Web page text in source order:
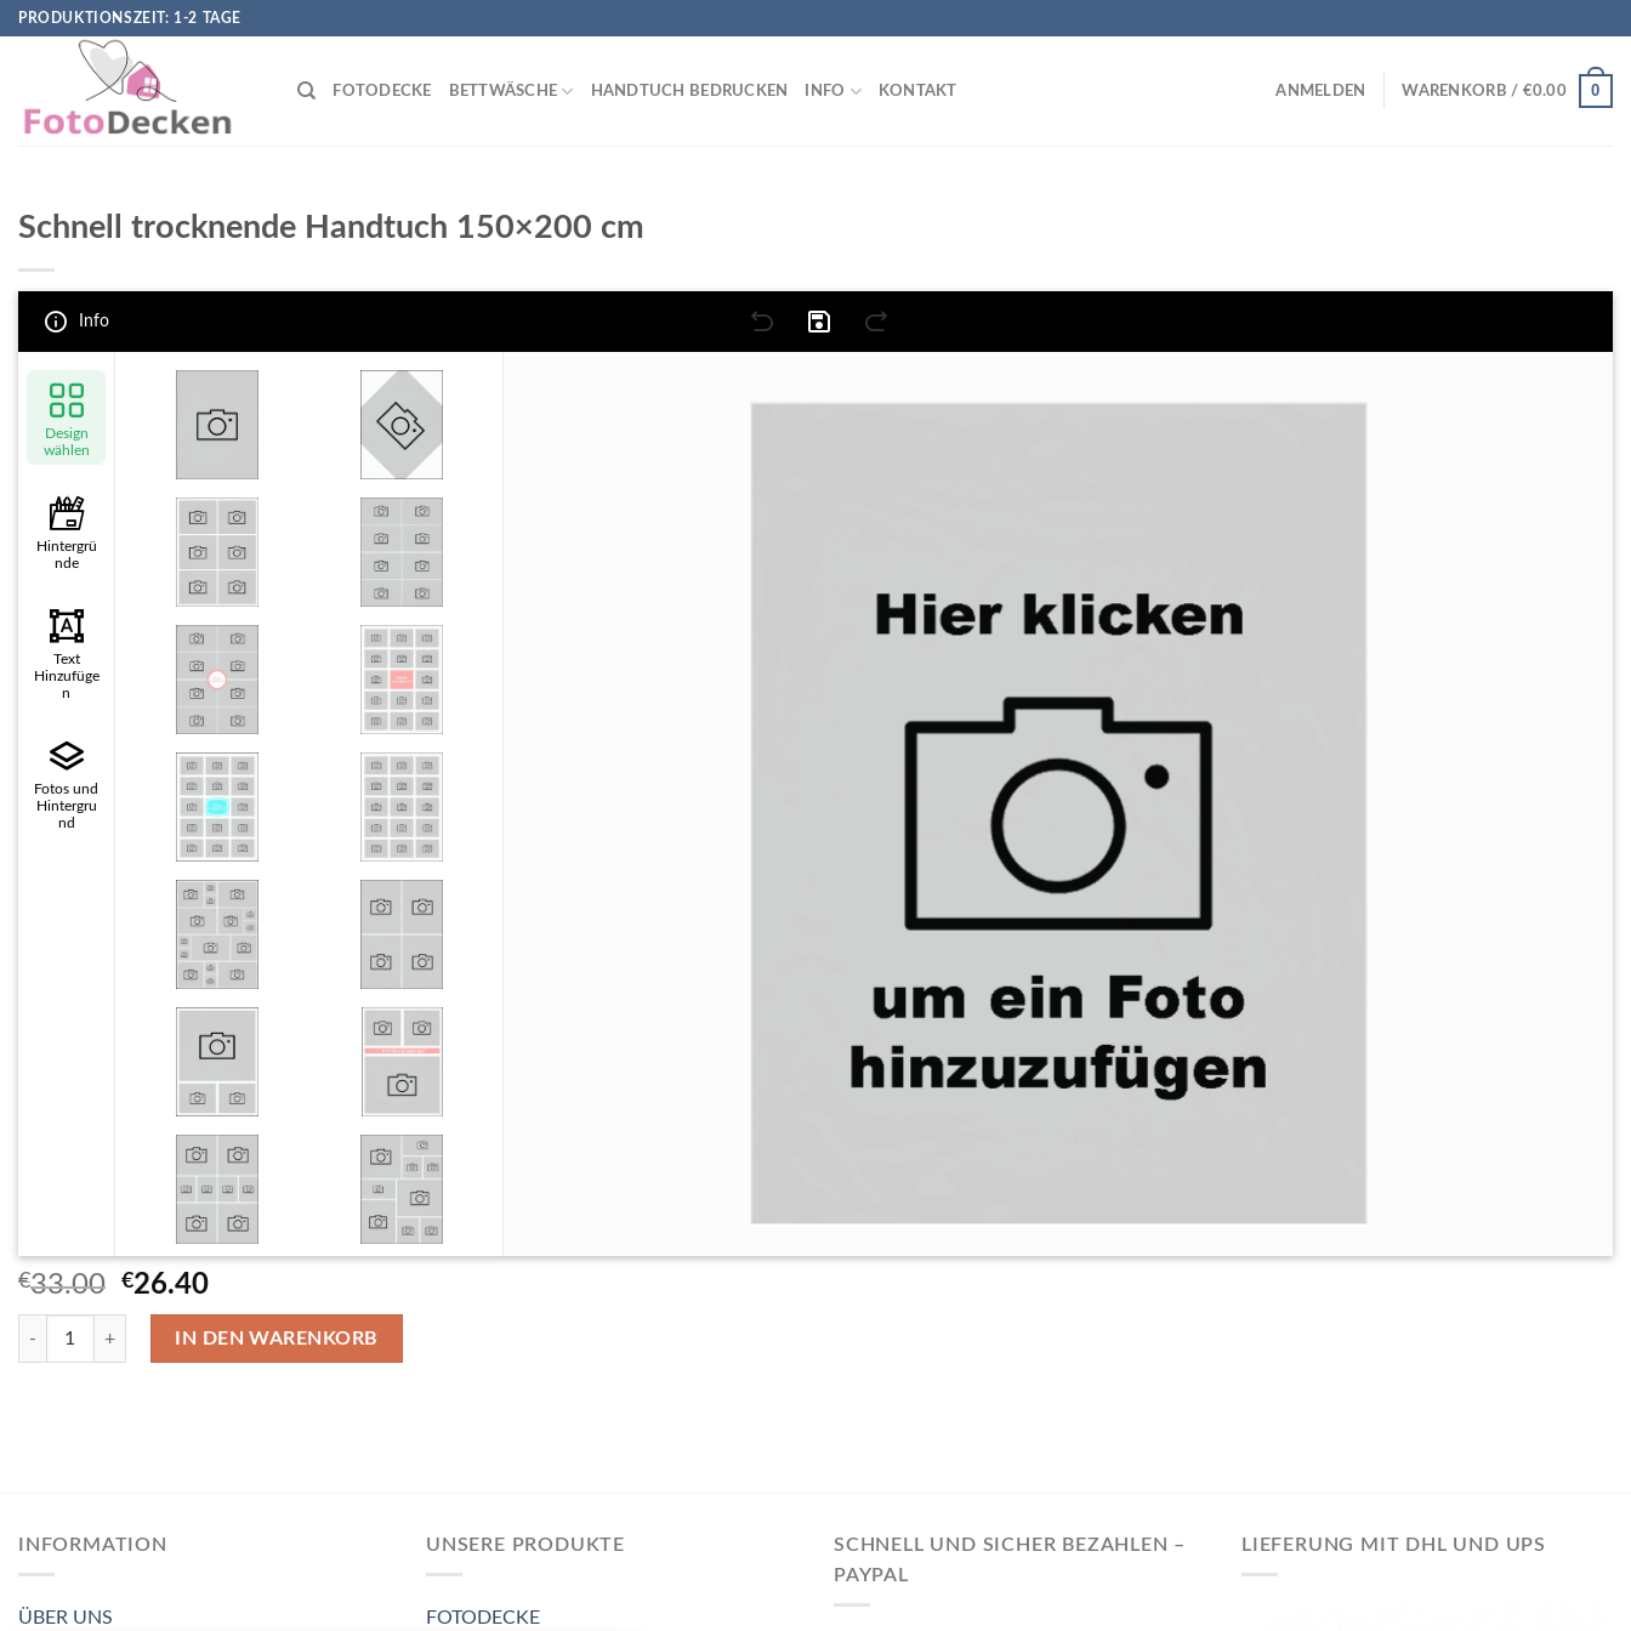
SkipPRODUKTIONSZEIT: 1-2 TAGE
FOTODECKE BETTWÄSCHE HANDTUCH BEDRUCKEN INFO KONTAKT ANMELDEN WARENKORB / €0.00 0
Schnell trocknende Handtuch 150×200 cm
Info
Design
wählen
Hintergrü
nde
Text
Hinzufüge
n
Fotos und
Hintergru
nd
€33.00 Ursprünglicher
Preis
war:
€33.00
€26.40Aktueller
Preis
ist:
€26.40.
Schnell trocknende Handtuch 150×200 cm Menge
IN DEN WARENKORB
INFORMATION
ÜBER UNS
UNSERE PRODUKTE
FOTODECKE
SCHNELL UND SICHER BEZAHLEN –
PAYPAL
LIEFERUNG MIT DHL UND UPS